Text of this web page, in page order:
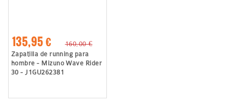
135,95 €
160,00 €
Zapatilla de running para
hombre - Mizuno Wave Rider
30 - J1GU262381